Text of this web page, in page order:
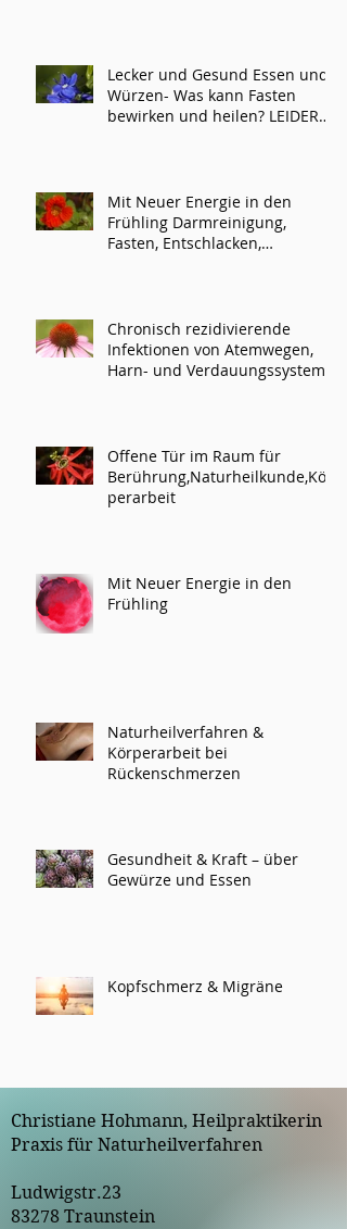
Lecker und Gesund Essen und
Würzen- Was kann Fasten
bewirken und heilen? LEIDER
Mit Neuer Energie in den
Frühling Darmreinigung,
Fasten, Entschlacken,
Chronisch rezidivierende
Infektionen von Atemwegen,
Harn- und Verdauungssystem
Offene Tür im Raum für
Berührung,Naturheilkunde,Kör
perarbeit
Mit Neuer Energie in den
Frühling
Naturheilverfahren &
Körperarbeit bei
Rückenschmerzen
Gesundheit & Kraft – über
Gewürze und Essen
Kopfschmerz & Migräne
Christiane Hohmann, Heilpraktikerin
Praxis für Naturheilverfahren
Ludwigstr.23
83278 Traunstein